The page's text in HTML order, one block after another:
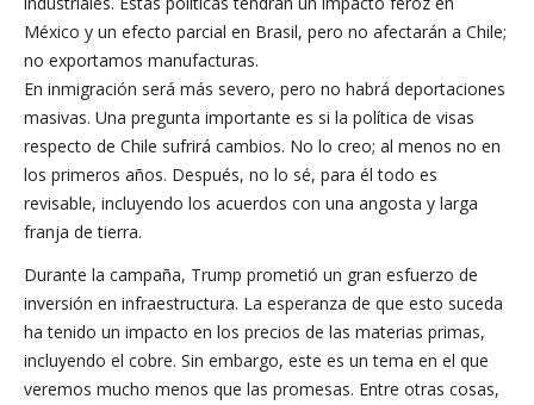
México y un efecto parcial en Brasil, pero no afectarán a Chile;
no exportamos manufacturas.
En inmigración será más severo, pero no habrá deportaciones
masivas. Una pregunta importante es si la política de visas
respecto de Chile sufrirá cambios. No lo creo; al menos no en
los primeros años. Después, no lo sé, para él todo es
revisable, incluyendo los acuerdos con una angosta y larga
franja de tierra.
Durante la campaña, Trump prometió un gran esfuerzo de
inversión en infraestructura. La esperanza de que esto suceda
ha tenido un impacto en los precios de las materias primas,
incluyendo el cobre. Sin embargo, este es un tema en el que
veremos mucho menos que las promesas. Entre otras cosas,